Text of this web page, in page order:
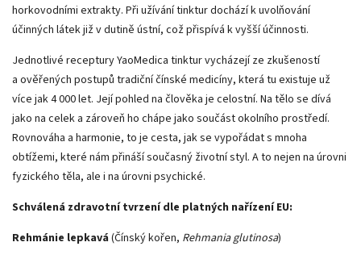
horkovodními extrakty. Při užívání tinktur dochází k uvolňování
účinných látek již v dutině ústní, což přispívá k vyšší účinnosti.
Jednotlivé receptury YaoMedica tinktur vycházejí ze zkušeností
a ověřených postupů tradiční čínské medicíny, která tu existuje už
více jak 4 000 let. Její pohled na člověka je celostní. Na tělo se dívá
jako na celek a zároveň ho chápe jako součást okolního prostředí.
Rovnováha a harmonie, to je cesta, jak se vypořádat s mnoha
obtížemi, které nám přináší současný životní styl. A to nejen na úrovni
fyzického těla, ale i na úrovni psychické.
Schválená zdravotní tvrzení dle platných nařízení EU:
Rehmánie lepkavá (Čínský kořen, Rehmania glutinosa)